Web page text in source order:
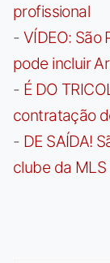
profissional
- VÍDEO:
pode incluir
- É DO
contratação
- DE SAÍDA!
clube da MLS